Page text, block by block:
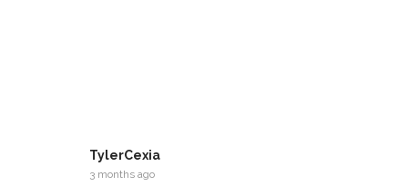
TylerCexia
3 months ago